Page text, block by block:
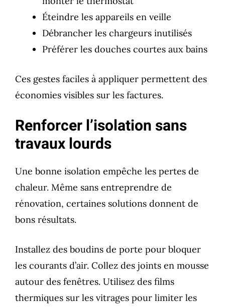
Éteindre les appareils en veille
Débrancher les chargeurs inutilisés
Préférer les douches courtes aux bains
Ces gestes faciles à appliquer permettent des
économies visibles sur les factures.
Renforcer l’isolation sans
travaux lourds
Une bonne isolation empêche les pertes de
chaleur. Même sans entreprendre de
rénovation, certaines solutions donnent de
bons résultats.
Installez des boudins de porte pour bloquer
les courants d’air. Collez des joints en mousse
autour des fenêtres. Utilisez des films
thermiques sur les vitrages pour limiter les